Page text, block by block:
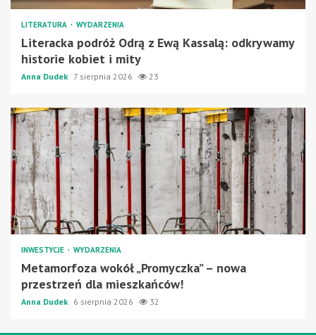
LITERATURA WYDARZENIA
Literacka podróż Odrą z Ewą Kassalą: odkrywamy
historie kobiet i mity
Anna Dudek 7 sierpnia 2026 23
INWESTYCJE WYDARZENIA
Metamorfoza wokół „Promyczka” – nowa
przestrzeń dla mieszkańców!
Anna Dudek 6 sierpnia 2026 32